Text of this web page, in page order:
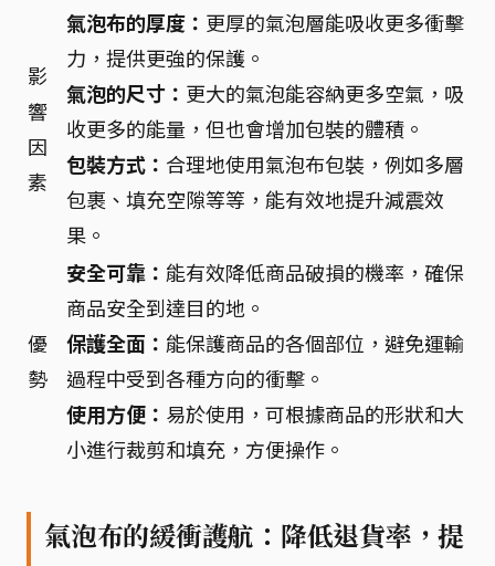
影
響
因
素
氣泡布的厚度： 更厚的氣泡層能吸收更多衝擊
力，提供更強的保護。
氣泡的尺寸： 更大的氣泡能容納更多空氣，吸
收更多的能量，但也會增加包裝的體積。
包裝方式： 合理地使用氣泡布包裝，例如多層
包裹、填充空隙等等，能有效地提升減震效
果。
優
勢
安全可靠： 能有效降低商品破損的機率，確保
商品安全到達目的地。
保護全面： 能保護商品的各個部位，避免運輸
過程中受到各種方向的衝擊。
使用方便： 易於使用，可根據商品的形狀和大
小進行裁剪和填充，方便操作。
氣泡布的緩衝護航：降低退貨率，提